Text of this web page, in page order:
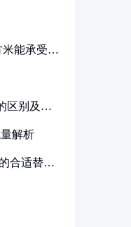
能承受多
区别及其
解析
合适替代